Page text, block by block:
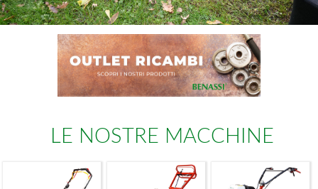
LE NOSTRE MACCHINE